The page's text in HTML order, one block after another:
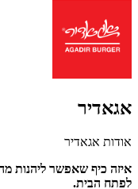
אגאדיר
אודות אגאדיר
איזה כיף שאפשר ליהנות
לפתח הבית.